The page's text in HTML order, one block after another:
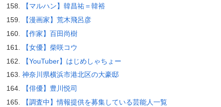
【マルハン】韓昌祐＝韓裕
【漫画家】荒木飛呂彦
【作家】百田尚樹
【女優】柴咲コウ
【YouTuber】はじめしゃちょー
神奈川県横浜市港北区の大豪邸
【俳優】豊川悦司
【調査中】情報提供を募集している芸能人一覧